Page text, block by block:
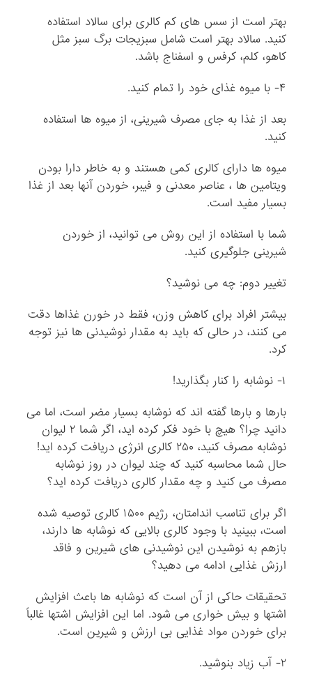
بهتر است از سس های کم کالری برای سالاد استفاده
کنید. سالاد بهتر است شامل سبزیجات برگ سبز مثل
کاهو، کلم، کرفس و اسفناج باشد.
۴- با میوه غذای خود را تمام کنید.
بعد از غذا به جای مصرف شیرینی، از میوه ها استفاده
کنید.
میوه ها دارای کالری کمی هستند و به خاطر دارا بودن
ویتامین ها ، عناصر معدنی و فیبر، خوردن آنها بعد از غذا
بسیار مفید است.
شما با استفاده از این روش می توانید، از خوردن
شیرینی جلوگیری کنید.
تغییر دوم: چه می نوشید؟
بیشتر افراد برای کاهش وزن، فقط در خورن غذاها دقت
می کنند، در حالی که باید به مقدار نوشیدنی ها نیز توجه
کرد.
۱- نوشابه را کنار بگذارید!
بارها و بارها گفته اند که نوشابه بسیار مضر است، اما می
دانید چرا؟ هیچ با خود فکر کرده اید، اگر شما ۲ لیوان
نوشابه مصرف کنید، ۲۵۰ کالری انرژی دریافت کرده اید!
حال شما محاسبه کنید که چند لیوان در روز نوشابه
مصرف می کنید و چه مقدار کالری دریافت کرده اید؟
اگر برای تناسب اندامتان، رژیم ۱۵۰۰ کالری توصیه شده
است، ببینید با وجود کالری بالایی که نوشابه ها دارند،
بازهم به نوشیدن این نوشیدنی های شیرین و فاقد
ارزش غذایی ادامه می دهید؟
تحقیقات حاکی از آن است که نوشابه ها باعث افزایش
اشتها و بیش خواری می شود. اما این افزایش اشتها غالباً
برای خوردن مواد غذایی بی ارزش و شیرین است.
۲- آب زیاد بنوشید.